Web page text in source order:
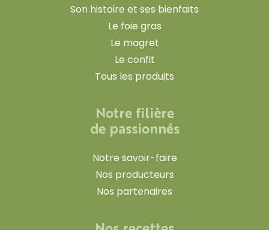
Son histoire et ses bienfaits
Le foie gras
Le magret
Le confit
Tous les produits
Notre filière
de passionnés
Notre savoir-faire
Nos producteurs
Nos partenaires